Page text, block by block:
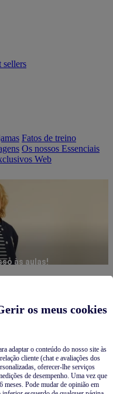
os meus cookies
adaptar o conteúdo do nosso site às
cliente (chat e avaliações dos
oferecer-lhe serviços
de desempenho. Uma vez que
meses. Pode mudar de opinião em
sellers
Fatos de treino
Os nossos Essenciais
Web
às aulas!